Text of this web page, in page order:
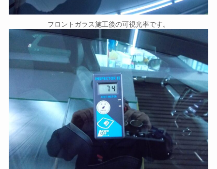
フロントガラス施工後の可視光率です。